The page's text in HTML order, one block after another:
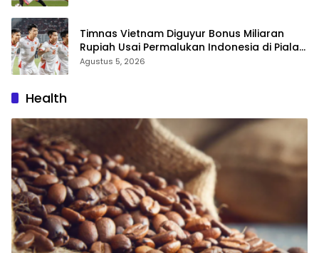
Timnas Vietnam Diguyur Bonus Miliaran
Rupiah Usai Permalukan Indonesia di Piala
AFF 2026
Agustus 5, 2026
Health